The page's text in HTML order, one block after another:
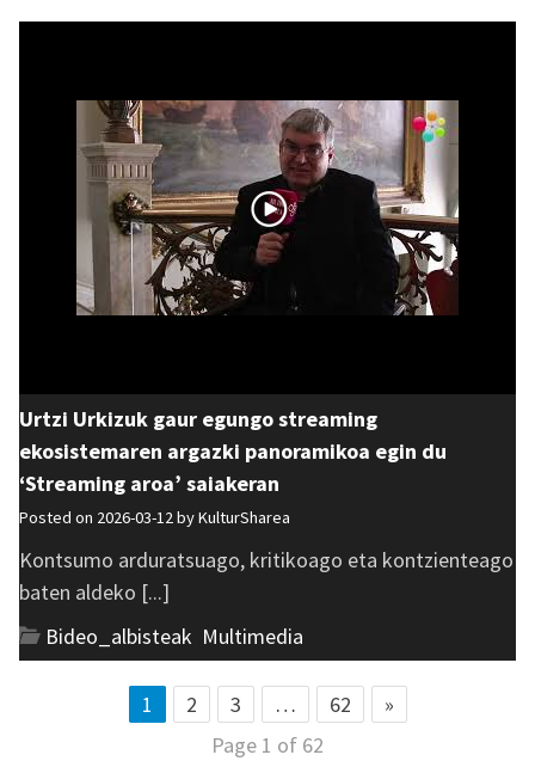
Urtzi Urkizuk gaur egungo streaming
ekosistemaren argazki panoramikoa egin du
‘Streaming aroa’ saiakeran
Posted on 2026-03-12 byKulturSharea
Kontsumo arduratsuago, kritikoago eta kontzienteago
baten aldeko [...]
Bideo_albisteak Multimedia
1 2 3 … 62
»
Page 1 of 62